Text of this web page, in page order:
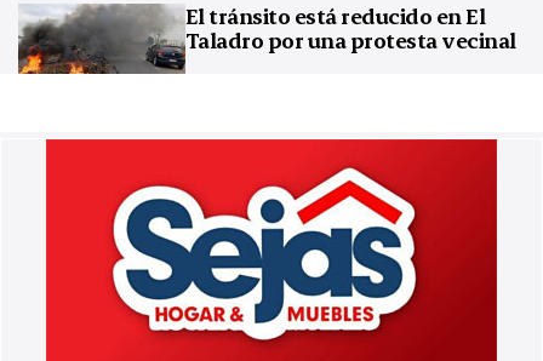
El tránsito está reducido en El
Taladro por una protesta vecinal